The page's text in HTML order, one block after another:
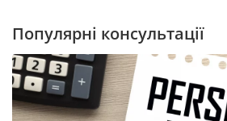
Популярні консультації